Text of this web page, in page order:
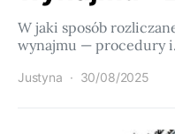
W jaki sposób
wynajmu — procedury
Justyna 30/08/2025